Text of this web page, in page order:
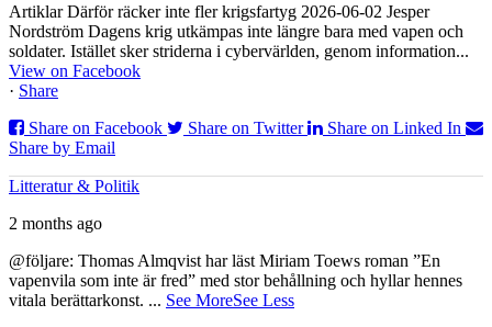
Artiklar Därför räcker inte fler krigsfartyg 2026-06-02 Jesper
Nordström Dagens krig utkämpas inte längre bara med vapen och
soldater. Istället sker striderna i cybervärlden, genom information...
View on Facebook
· Share
Share on Facebook
Share on Twitter
Share on Linked In
Share by Email
Litteratur & Politik
2 months ago
@följare: Thomas Almqvist har läst Miriam Toews roman ”En
vapenvila som inte är fred” med stor behållning och hyllar hennes
vitala berättarkonst. ... See MoreSee Less